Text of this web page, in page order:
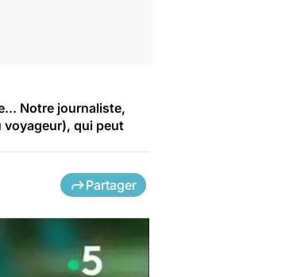
Notre journaliste,
voyageur), qui peut
Partager